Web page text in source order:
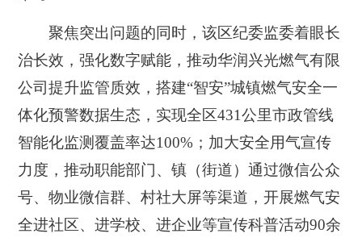
聚焦突出问题的同时，该区纪委监委着眼长
治长效，强化数字赋能，推动华润兴光燃气有限
公司提升监管质效，搭建“智安”城镇燃气安全一
体化预警数据生态，实现全区431公里市政管线
智能化监测覆盖率达100%；加大安全用气宣传
力度，推动职能部门、镇（街道）通过微信公众
号、物业微信群、村社大屏等渠道，开展燃气安
全进社区、进学校、进企业等宣传科普活动90余